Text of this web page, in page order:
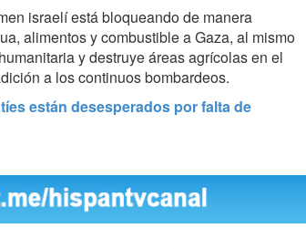
israelí está bloqueando de manera
alimentos y combustible a Gaza, al mismo
y destruye áreas agrícolas en el
a los continuos bombardeos.
están desesperados por falta de